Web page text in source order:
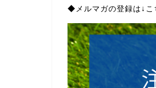
◆メルマガの登録は↓